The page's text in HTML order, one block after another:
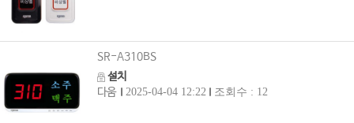
SR-A310BS
설치
다움
2025-04-04 12:22 조회수 : 12